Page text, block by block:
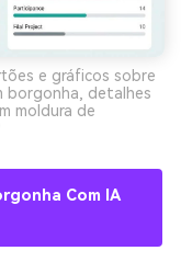
e gráficos sobre
borgonha, detalhes
moldura de
Com IA